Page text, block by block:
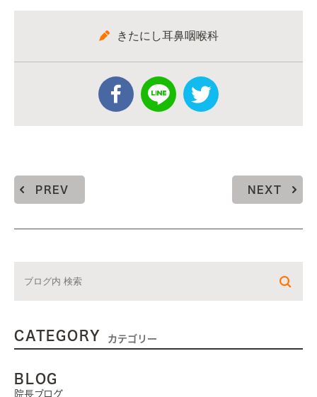
きたにし耳鼻咽喉科
PREV NEXT
CATEGORY カテゴリー
BLOG
院長ブログ